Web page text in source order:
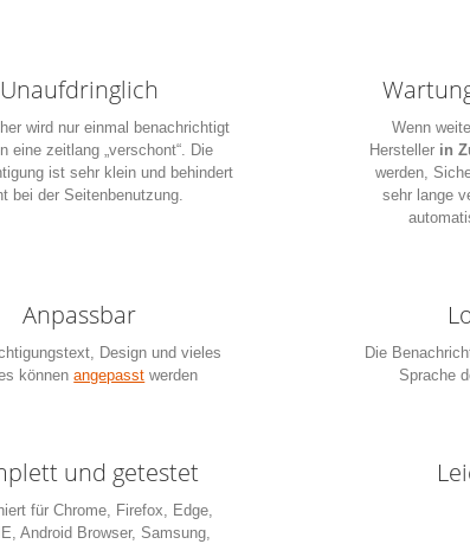
Unaufdringlich
wird nur einmal benachrichtigt
eine zeitlang „verschont“. Die
ist sehr klein und behindert
bei der Seitenbenutzung.
Wenn
Hersteller in
werden,
sehr lange
Anpassbar
Design und vieles
könnenangepasst werden
Die
Sprache
und getestet
für Chrome, Firefox, Edge,
Android Browser, Samsung,